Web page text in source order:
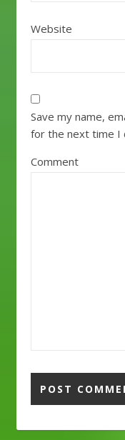
Website
Save my name,
for the next time I
Comment